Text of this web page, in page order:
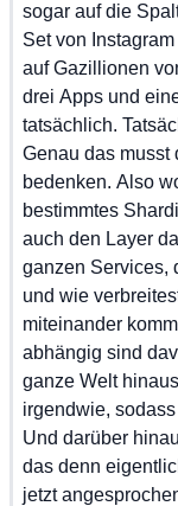
sogar auf die
Set von Instagram
auf Gazillionen
drei Apps und
tatsächlich.
Genau das musst
bedenken. Also
bestimmtes
auch den Layer
ganzen Services,
und wie
miteinander
abhängig sind
ganze Welt hinaus
irgendwie, sodass
Und darüber
das denn
jetzt